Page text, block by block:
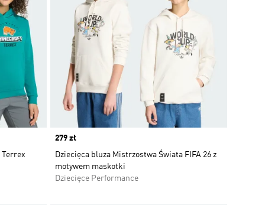
Price
279 zł
Dziecięca bluza Mistrzostwa Świata FIFA 26 z
motywem maskotki
Dziecięce Performance